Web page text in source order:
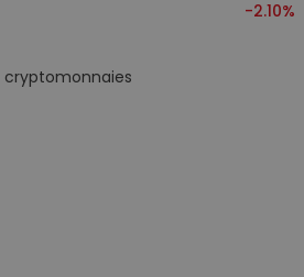
-2.10%
cryptomonnaies